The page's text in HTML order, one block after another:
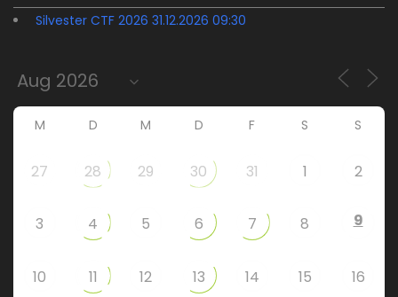
Silvester CTF 2026 31.12.2026 09:30
M D M D F S S
27 28 29 30 31 1 2
3 4 5 6 7 8 9
10 11 12 13 14 15 16